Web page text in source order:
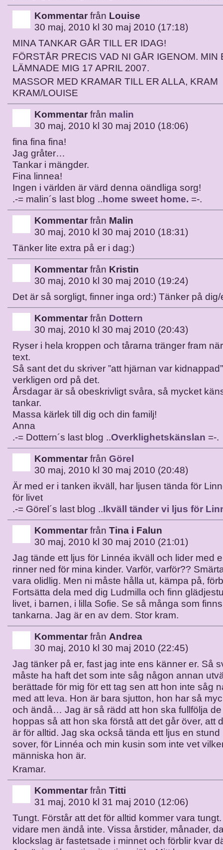
Kommentar från Louise
30 maj, 2010 kl 30 maj 2010 (17:18)
MINA TANKAR GÅR TILL ER IDAG!
FÖRSTÅR PRECIS VAD NI GÅR IGENOM. MIN
LÄMNADE MIG 17 APRIL 2007.
MASSOR MED KRAMAR TILL ER ALLA, KRAM
KRAM/LOUISE
Kommentar från malin
30 maj, 2010 kl 30 maj 2010 (18:06)
fina fina fina!
Jag gråter…
Tankar i mängder.
Fina linnea!
Ingen i världen är värd denna oändliga sorg!
.-= malin´s last blog .. home sweet home. =-.
Kommentar från Malin
30 maj, 2010 kl 30 maj 2010 (18:31)
Tänker lite extra på er i dag:)
Kommentar från Kristin
30 maj, 2010 kl 30 maj 2010 (19:24)
Det är så sorgligt, finner inga ord:) Tänker på dig/
Kommentar från Dottern
30 maj, 2010 kl 30 maj 2010 (20:43)
Ryser i hela kroppen och tårarna tränger fram
text.
Så sant det du skriver ”att hjärnan var
verkligen ord på det.
Årsdagar är så obeskrivligt svåra, så mycket
tankar.
Massa kärlek till dig och din familj!
Anna
.-= Dottern´s last blog ..Overklighetskänslan =-.
Kommentar från Görel
30 maj, 2010 kl 30 maj 2010 (20:48)
Är med er i tanken ikväll, har ljusen tända för
för livet
.-= Görel´s last blog ..Ikväll tänder vi ljus för
Kommentar från Tina i Falun
30 maj, 2010 kl 30 maj 2010 (21:01)
Jag tände ett ljus för Linnéa ikväll och lider med
rinner ned för mina kinder. Varför, varför??
vara olidlig. Men ni måste hålla ut, kämpa på,
Fortsätta dela med dig Ludmilla och finn
livet, i barnen, i lilla Sofie. Se så många som
tankarna. Jag är en av dem. Stor kram.
Kommentar från Andrea
30 maj, 2010 kl 30 maj 2010 (22:45)
Jag tänker på er, fast jag inte ens känner er. Så
måste ha haft det som inte såg någon annan
berättade för mig för ett tag sen att hon inte såg
med att leva. Hon är bara sjutton, hon har så
och ändå… Jag är så rädd att hon ska fullfölja
hoppas så att hon ska förstå att det går över, att
är för alltid. Jag ska också tända ett ljus en stund
sover, för Linnéa och min kusin som inte vet
människa hon är.
Kramar.
Kommentar från Titti
31 maj, 2010 kl 31 maj 2010 (12:06)
Tungt. Förstår att det för alltid kommer vara
vidare men ändå inte. Vissa årstider, månader,
klockslag är fastetsade i minnet och förblir kvar